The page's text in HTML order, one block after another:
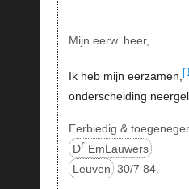
Mijn eerw. heer,
Ik heb mijn eerzamen,
onderscheiding
Eerbiedig &
Dr EmLauwers
Leuven 30/7 84.